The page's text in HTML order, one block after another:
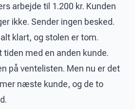
arbejde til 1.200 kr. Kunden
ikke. Sender ingen besked.
klart, og stolen er tom.
tiden med en anden kunde.
på ventelisten. Men nu er det
næste kunde, og de to